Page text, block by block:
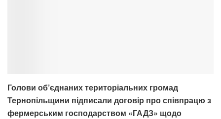
Голови об’єднаних територіальних громад
Тернопільщини підписали договір про співпрацю з
фермерським господарством «ГАДЗ» щодо